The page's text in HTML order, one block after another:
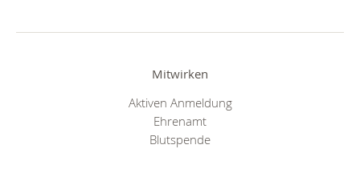
Mitwirken
Aktiven Anmeldung
Ehrenamt
Blutspende